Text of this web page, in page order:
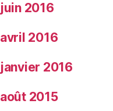
juin 2016
avril 2016
janvier 2016
août 2015